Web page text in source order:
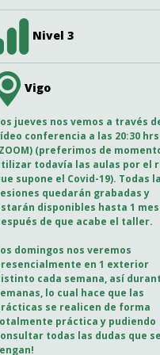
Nivel 3
Vigo
jueves nos vemos a través
conferencia a las 20:30 hrs
(preferimos de
todavía las aulas por el
supone el Covid-19). Todas
quedarán grabadas y
disponibles hasta 1 mes
de que acabe el taller.
domingos nos veremos
en 1 exterior
cada semana, así
lo cual hace que las
se realicen de forma
práctica y pudiendo
todas las dudas que se